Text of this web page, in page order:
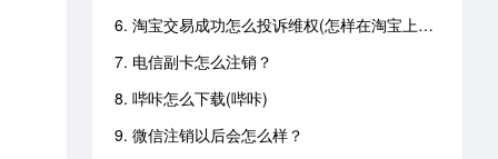
6. 淘宝交易成功怎么投诉维权(怎样在淘宝上投诉已经交易成功的商家)
7. 电信副卡怎么注销？
8. 哔咔怎么下载(哔咔)
9. 微信注销以后会怎么样？